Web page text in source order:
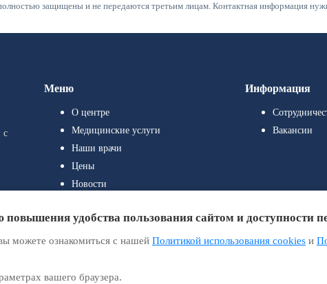
защищены и не передаются третьим лицам. Контактная информация
с
Меню
О центре
Медицинские услуги
Наши врачи
Цены
Новости
Контакты
Информация
Вакансии
удобства пользования сайтом и доступности
можете ознакомиться с нашей Политикой использования cookies и
вашего браузера.